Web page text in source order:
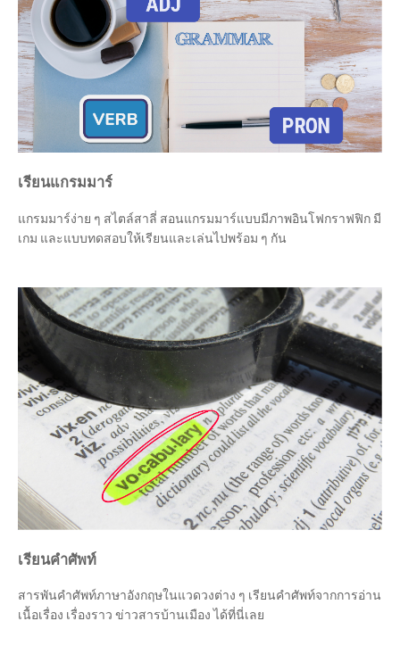
เรียนแกรมมาร์
แกรมมาร์ง่าย ๆ สไตล์สาลี่ สอนแกรมมาร์แบบมีภาพอินโฟกราฟฟิก มี
เกม และแบบทดสอบให้เรียนและเล่นไปพร้อม ๆ กัน
เรียนคำศัพท์
สารพันคำศัพท์ภาษาอังกฤษในแวดวงต่าง ๆ เรียนคำศัพท์จากการอ่าน
เนื้อเรื่อง เรื่องราว ข่าวสารบ้านเมือง ได้ที่นี่เลย